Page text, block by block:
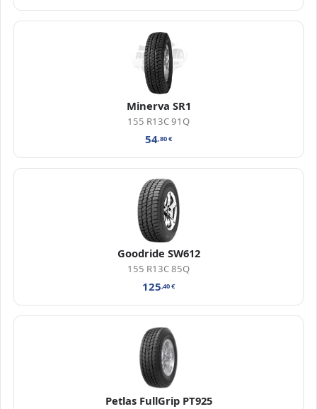
Minerva SR1
155 R13C 91Q
54,80€
Goodride SW612
155 R13C 85Q
125,40€
Petlas FullGrip PT925